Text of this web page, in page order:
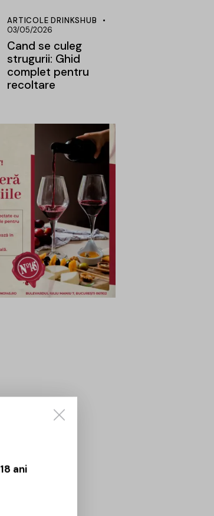
ARTICOLE DRINKSHUB
03/05/2026
Cand se culeg
strugurii: Ghid
complet pentru
recoltare
18 ani